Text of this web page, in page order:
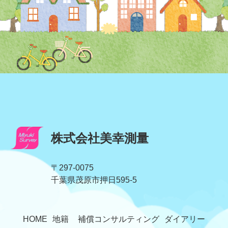
株式会社美幸測量
〒297-0075
​​​​​​​千葉県茂原市押日595-5
HOME 地籍 補償コンサルティング ダイアリー